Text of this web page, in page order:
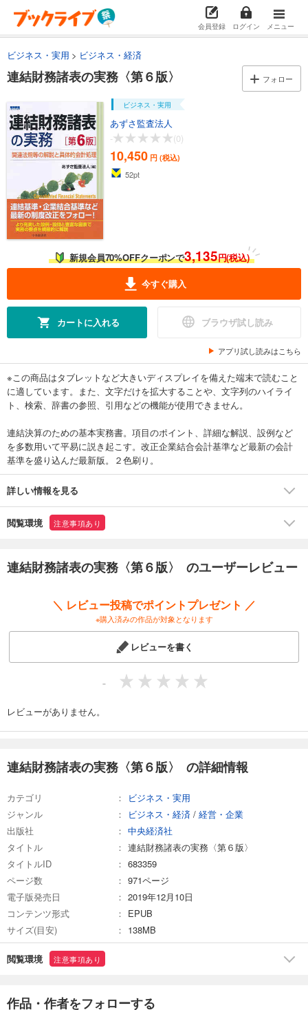
会員登録 ログイン メニュー
ビジネス・実用 ビジネス・経済
連結財務諸表の実務〈第６版〉 フォロー
ビジネス・実用
あずさ監査法人
-
(0)
10,450 円 (税込)
52pt
新規会員70%OFFクーポンで3,135円(税込)
今すぐ購入
カートに入れる ブラウザ試し読み
アプリ試し読みはこちら
※この商品はタブレットなど大きいディスプレイを備えた端末で読むこと
に適しています。また、文字だけを拡大することや、文字列のハイライ
ト、検索、辞書の参照、引用などの機能が使用できません。
連結決算のための基本実務書。項目のポイント、詳細な解説、設例など
を多数用いて平易に説き起こす。改正企業結合会計基準など最新の会計
基準を盛り込んだ最新版。２色刷り。
詳しい情報を見る
閲覧環境 注意事項あり
連結財務諸表の実務〈第６版〉 のユーザーレビュー
＼ レビュー投稿でポイントプレゼント ／
※購入済みの作品が対象となります
レビューを書く
-
レビューがありません。
連結財務諸表の実務〈第６版〉 の詳細情報
カテゴリ
ビジネス・実用
ジャンル
ビジネス・経済 / 経営・企業
出版社
中央経済社
タイトル
連結財務諸表の実務〈第６版〉
タイトルID
683359
ページ数
971ページ
電子版発売日
2019年12月10日
コンテンツ形式
EPUB
サイズ(目安)
138MB
閲覧環境 注意事項あり
作品・作者をフォローする